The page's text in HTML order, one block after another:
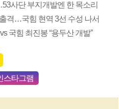
사단 부지개발엔 한 목소리
격…국힘 현역 3선 수성 나서
국힘 최진봉 “용두산 개발”
스타그램